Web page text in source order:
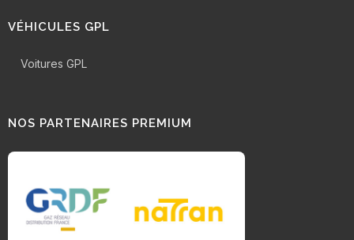
VÉHICULES GPL
Voitures GPL
NOS PARTENAIRES PREMIUM